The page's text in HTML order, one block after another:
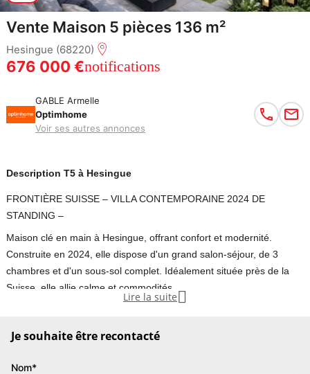
Vente Maison 5 pièces 136 m²
Hesingue (68220)
676 000 €notifications
GABLE Armelle
Optimhome
Voir ses autres annonces
Description T5 à Hesingue
FRONTIÈRE SUISSE – VILLA CONTEMPORAINE 2024 DE
STANDING –
Maison clé en main à Hesingue, offrant confort et modernité.
Construite en 2024, elle dispose d'un grand salon-séjour, de 3
chambres et d'un sous-sol complet. Idéalement située près de la
Suisse, elle allie calme et commodités.
de standing à Hésingue (68220)
Lire la suite
Je souhaite être recontacté
Nom*